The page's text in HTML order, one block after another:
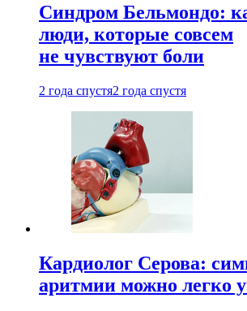
Синдром Бельмондо:
люди, которые совсем
не чувствуют боли
2 года спустя2 года спустя
Кардиолог Серова:
аритмии можно легко